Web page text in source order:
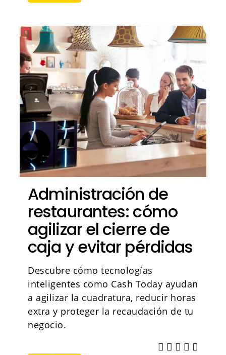
Administración de
restaurantes: cómo
agilizar el cierre de
caja y evitar pérdidas
Descubre cómo tecnologías
inteligentes como Cash Today ayudan
a agilizar la cuadratura, reducir horas
extra y proteger la recaudación de tu
negocio.